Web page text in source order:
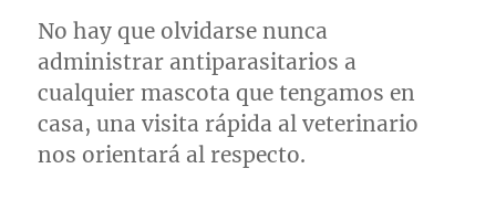
No hay que olvidarse nunca
administrar antiparasitarios a
cualquier mascota que tengamos en
casa, una visita rápida al veterinario
nos orientará al respecto.